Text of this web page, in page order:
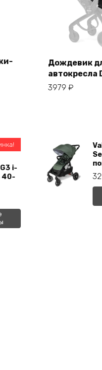
В
Купить в
Дождевик
автокресла
3979 ₽
i-
40-